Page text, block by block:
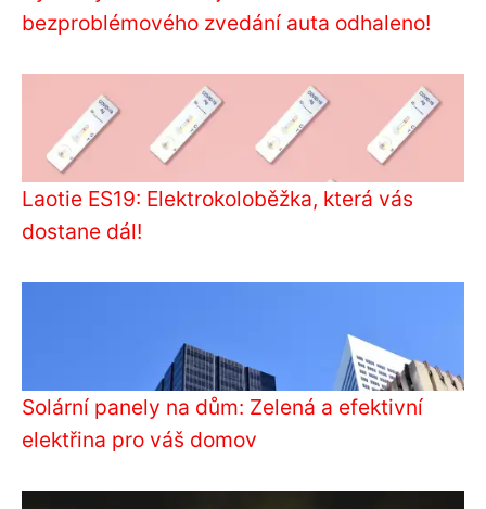
bezproblémového zvedání auta odhaleno!
Laotie ES19: Elektrokoloběžka, která vás
dostane dál!
Solární panely na dům: Zelená a efektivní
elektřina pro váš domov